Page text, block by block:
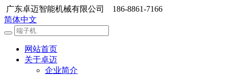
广东卓迈智能机械有限公司 186-8861-7166
简体中文
网站首页
关于卓迈
企业简介